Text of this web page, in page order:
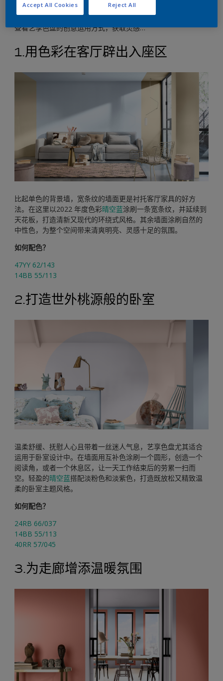
客厅到最小的角落都焕然一新。
查看艺享色盘的创意运用方式，获取灵感…
1.用色彩在客厅辟出入座区
比起单色的背景墙，宽条纹的墙面更是衬托客厅家具的好方
法。在这里以2022 年度色彩晴空蓝涂刷一条宽条纹，并延续到
天花板，打造清新又现代的环绕式风格。其余墙面涂刷自然的
中性色，为整个空间带来清爽明亮、灵感十足的氛围。
如何配色？
47YY 62/143
14BB 55/113
2.打造世外桃源般的卧室
温柔舒缓、抚慰人心且带着一丝迷人气息，艺享色盘尤其适合
运用于卧室设计中。在墙面用互补色涂刷一个圆形，创造一个
阅读角，或者一个休息区，让一天工作结束后的劳累一扫而
空。轻盈的晴空蓝搭配淡粉色和淡紫色，打造既放松又精致温
柔的卧室主题风格。
如何配色？
24RB 66/037
14BB 55/113
40RR 57/045
3.为走廊增添温暖氛围
Reject All
Accept All Cookies